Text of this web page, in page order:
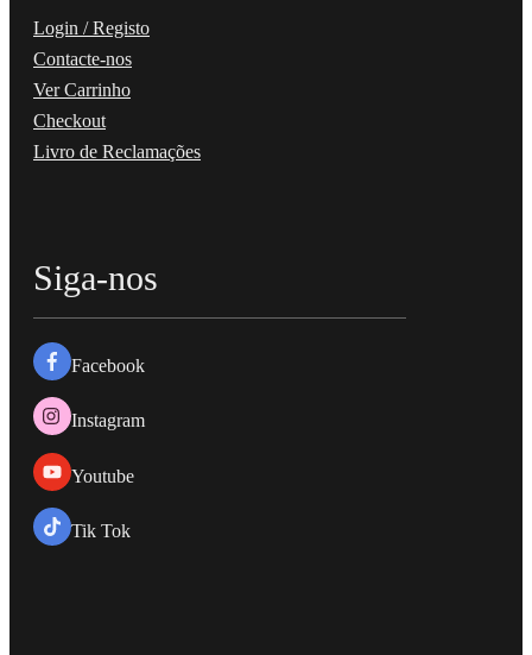
Login / Registo
Contacte-nos
Ver Carrinho
Checkout
Livro de Reclamações
Siga-nos
Facebook
Instagram
Youtube
Tik Tok